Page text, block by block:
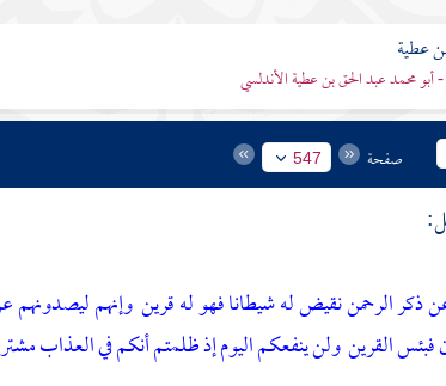
عطية
أبو محمد عبد الحق بن عطية الأندلسي
صفحة 547
الرحمن نقيض له شيطانا فهو له قرينوإنهم ليصدونهم
فبئس القرينولن ينفعكم اليوم إذ ظلمتم أنكم في العذاب